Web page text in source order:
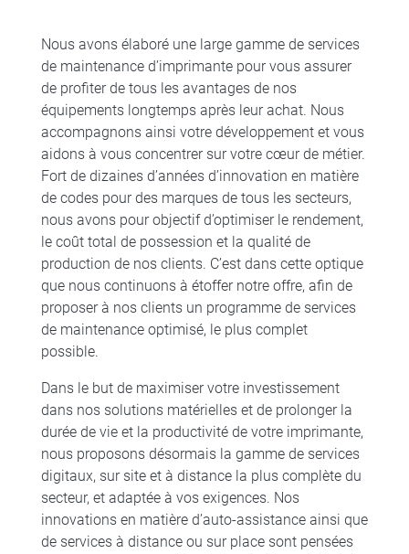
Nous avons élaboré une large gamme de services
de maintenance d’imprimante pour vous assurer
de profiter de tous les avantages de nos
équipements longtemps après leur achat. Nous
accompagnons ainsi votre développement et vous
aidons à vous concentrer sur votre cœur de métier.
Fort de dizaines d’années d’innovation en matière
de codes pour des marques de tous les secteurs,
nous avons pour objectif d’optimiser le rendement,
le coût total de possession et la qualité de
production de nos clients. C’est dans cette optique
que nous continuons à étoffer notre offre, afin de
proposer à nos clients un programme de services
de maintenance optimisé, le plus complet
possible.
Dans le but de maximiser votre investissement
dans nos solutions matérielles et de prolonger la
durée de vie et la productivité de votre imprimante,
nous proposons désormais la gamme de services
digitaux, sur site et à distance la plus complète du
secteur, et adaptée à vos exigences. Nos
innovations en matière d’auto-assistance ainsi que
de services à distance ou sur place sont pensées